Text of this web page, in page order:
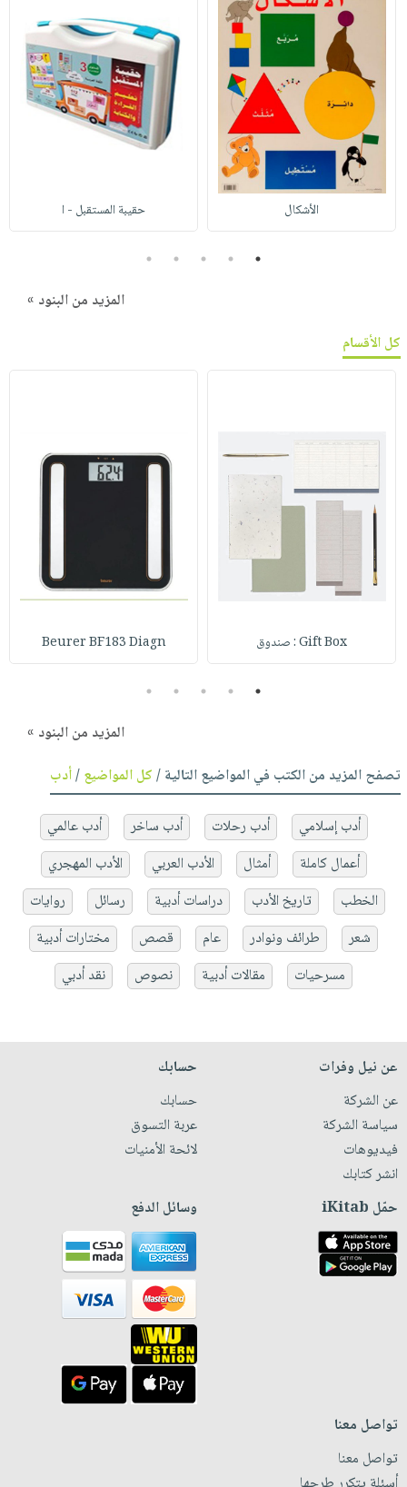
الأشكال حقيبة المستقبل - ا
1
2
3
4
5
المزيد من البنود »
كل الأقسام
Gift Box : صندوق Beurer BF183 Diagn
1
2
3
4
5
المزيد من البنود »
تصفح المزيد من الكتب في المواضيع التالية /كل المواضيع/أدب
أدب إسلامي أدب رحلات أدب ساخر
أدب عالمي
أعمال كاملة
أمثال الأدب العربي
الأدب المهجري
الخطب
تاريخ الأدب دراسات أدبية رسائل
روايات
شعر
طرائف ونوادر عام قصص
مختارات أدبية
مسرحيات
مقالات أدبية نصوص نقد أدبي
عن نيل وفرات
عن الشركة
سياسة الشركة
فيديوهات
انشر كتابك
حسابك
حسابك
عربة التسوق
لائحة الأمنيات
حمّل iKitab وسائل الدفع
تواصل معنا
تواصل معنا